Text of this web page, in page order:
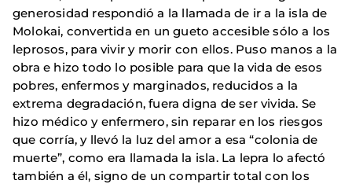
generosidad respondió a la llamada de ir a la isla de
Molokai, convertida en un gueto accesible sólo a los
leprosos, para vivir y morir con ellos. Puso manos a la
obra e hizo todo lo posible para que la vida de esos
pobres, enfermos y marginados, reducidos a la
extrema degradación, fuera digna de ser vivida. Se
hizo médico y enfermero, sin reparar en los riesgos
que corría, y llevó la luz del amor a esa “colonia de
muerte”, como era llamada la isla. La lepra lo afectó
también a él, signo de un compartir total con los